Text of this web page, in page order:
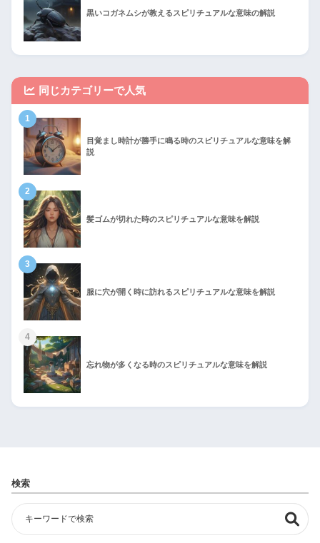
黒いコガネムシが教えるスピリチュアルな意味の解説
同じカテゴリーで人気
1
目覚まし時計が勝手に鳴る時のスピリチュアルな意味を解
説
2
髪ゴムが切れた時のスピリチュアルな意味を解説
3
服に穴が開く時に訪れるスピリチュアルな意味を解説
4
忘れ物が多くなる時のスピリチュアルな意味を解説
検索